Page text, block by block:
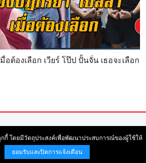
อต้องเลือก เวียร์ โป๊ป ปั้นจั่น เธอจะเลือก
ศ. 2537 |ข้อตกลงและเงื่อนไขการใช้บริการ
เว็บไซต์
กกี้ โดยมีวัตถุประสงค์เพื่อพัฒนาประสบการณ์ของผู้ใช้ให้
ยอมรับและปิดการแจ้งเตือน